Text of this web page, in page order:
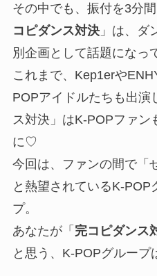
その中でも、振付を3分
コピダンス対決」は、ダ
別企画として話題にな
これまで、Kep1erや
POPアイドルたちも出演
ス対決」はK-POPファン
に♡
今回は、ファンの間で「
と熱望されているK-POP
プ。
あなたが「 完コピダンス
と思う、K-POPグループ